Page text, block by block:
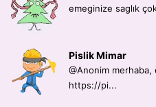
emeginize saglık
Pislik Mimar
@Anonim merhaba,
https://pi...